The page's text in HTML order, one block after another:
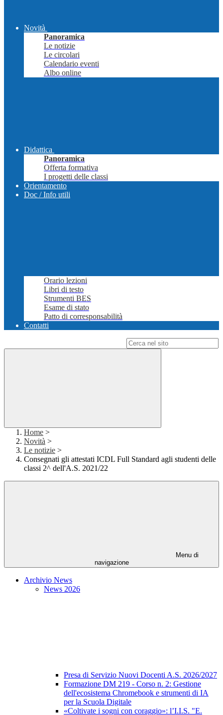
Novità
Panoramica
Le notizie
Le circolari
Calendario eventi
Albo online
Didattica
Panoramica
Offerta formativa
I progetti delle classi
Orientamento
Doc / Info utili
Orario lezioni
Libri di testo
Strumenti BES
Esame di stato
Patto di corresponsabilità
Contatti
Home >
Novità >
Le notizie >
Consegnati gli attestati ICDL Full Standard agli studenti delle
classi 2^ dell'A.S. 2021/22
Menu di
navigazione
Archivio News
News 2026
Presa di Servizio Nuovi Docenti A.S. 2026/2027
Formazione DM 219 - Corso n. 2: Gestione
dell'ecosistema Chromebook e strumenti di IA
per la Scuola Digitale
«Coltivate i sogni con coraggio»: l’I.I.S. "E.